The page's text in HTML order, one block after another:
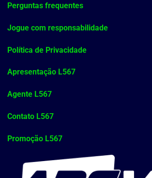
Perguntas frequentes
Jogue com responsabilidade
Política de Privacidade
Apresentação L567
Agente L567
Contato L567
Promoção L567